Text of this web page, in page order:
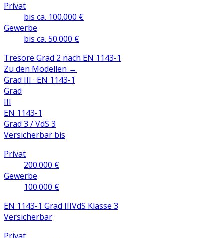
Privat
bis ca. 100.000 €
Gewerbe
bis ca. 50.000 €
Tresore Grad 2 nach EN 1143-1
Zu den Modellen →
Grad III · EN 1143-1
Grad
III
EN 1143-1
Grad 3 / VdS 3
Versicherbar bis
Privat
200.000 €
Gewerbe
100.000 €
EN 1143-1 Grad IIIVdS Klasse 3
Versicherbar